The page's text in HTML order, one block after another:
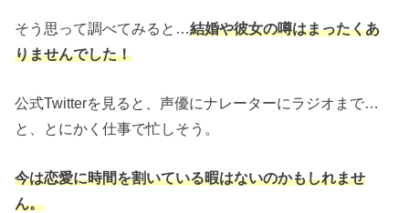
そう思って調べてみると…結婚や彼女の噂はまったくあ
りませんでした！
公式Twitterを見ると、声優にナレーターにラジオまで…
と、とにかく仕事で忙しそう。
今は恋愛に時間を割いている暇はないのかもしれませ
ん。